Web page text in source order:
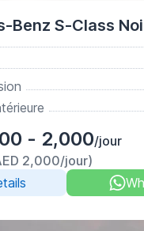
Benz S-Class
- 2,000/jour
2,000/jour)